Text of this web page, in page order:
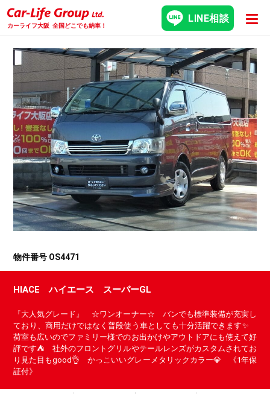
カーライフ大阪 全国どこでも納車！
LINE相談
物件番号 OS4471
HIACE ハイエース スーパーGL
『大人気グレード』 ☆ワンオーナー☆ バンでも標準装備が充実し
ており、商用だけではなく普段使う車としても十分活躍できます✨
荷室も広いのでファミリー様でのお出かけやアウトドアにも使えて好
評です⛺ 社外のフロントグリルやテールレンズがカスタムされてお
り見た目もgood👌 かっこいいグレーメタリックカラー💎 《1年保
証付》